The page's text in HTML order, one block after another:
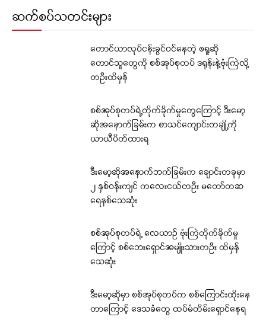
ဆက်စပ်သတင်းများ
တောင်ယာလုပ်ငန်းခွင်ဝင်နေတဲ့ ဖရူဆို
တောင်သူတွေကို စစ်အုပ်စုတပ် ဒရုန်းနဲ့ဗုံးကြဲလို့
တဦးထိမှန်
စစ်အုပ်စုတပ်ရဲ့တိုက်ခိုက်မှုတွေကြောင့် ဒီးမော့
ဆိုအနောက်ခြမ်းက စာသင်ကျောင်းတချို့ကို
ယာယီပိတ်ထားရ
ဒီးမော့ဆိုအနောက်ဘက်ခြမ်းက ချောင်းတခုမှာ
၂ နှစ်ဝန်းကျင် ကလေးငယ်တဦး မတော်တဆ
ရေနစ်သေဆုံး
စစ်အုပ်စုတပ်ရဲ့ လေယာဉ် ဗုံးကြဲတိုက်ခိုက်မှု
ကြောင့် စစ်ဘေးရှောင်အမျိုးသားတဦး ထိမှန်
သေဆုံး
ဒီးမော့ဆိုမှာ စစ်အုပ်စုတပ်က စစ်ကြောင်းထိုးနေ
တာကြောင့် ဒေသခံတွေ ထပ်မံတိမ်းရှောင်နေရ